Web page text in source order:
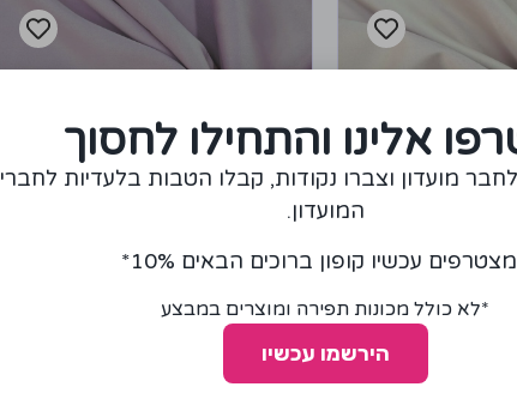
לייקרה בצבע
בד סאטן פודנש לייקרה בצבע
ורוד סגול בהיר
אלינו והתחילו לחסוך
מועדון וצברו נקודות, קבלו הטבות בלעדיות לחברי
המועדון.
עכשיו קופון ברוכים הבאים 10%*
*לא כולל מכונות תפירה ומוצרים במבצע
הירשמו עכשיו